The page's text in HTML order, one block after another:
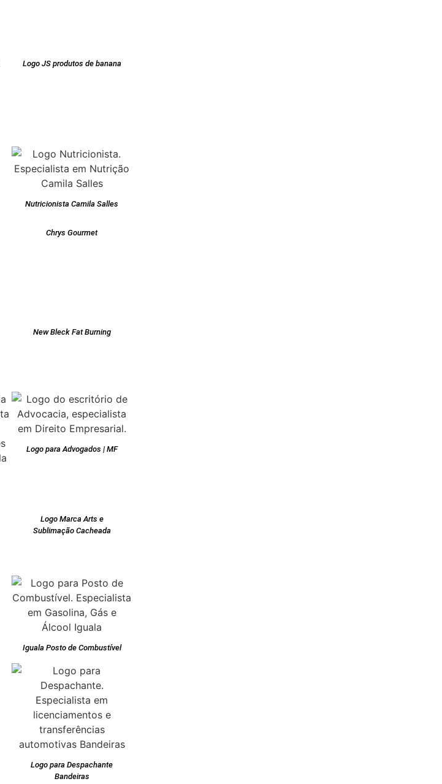
Logo JS produtos de banana
Nutricionista Camila Salles
Chrys Gourmet
New Bleck Fat Burning
Logo para Advogados | MF
Logo Marca Arts e
Sublimação Cacheada
Iguala Posto de Combustível
Logo para Despachante
Bandeiras